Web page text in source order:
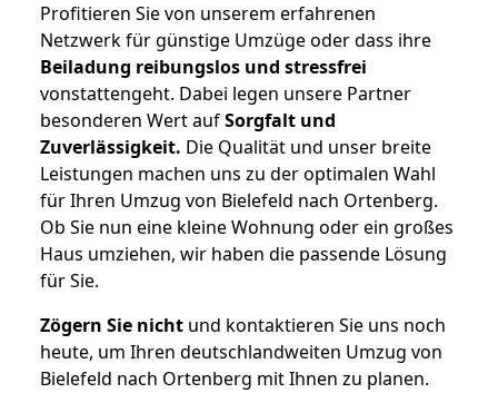
Profitieren Sie von unserem erfahrenen
Netzwerk für günstige Umzüge oder dass ihre
Beiladung reibungslos und stressfrei
vonstattengeht. Dabei legen unsere Partner
besonderen Wert aufSorgfalt und
Zuverlässigkeit. Die Qualität und unser breite
Leistungen machen uns zu der optimalen Wahl
für Ihren Umzug von Bielefeld nach Ortenberg.
Ob Sie nun eine kleine Wohnung oder ein großes
Haus umziehen, wir haben die passende Lösung
für Sie.
Zögern Sie nicht und kontaktieren Sie uns noch
heute, um Ihren deutschlandweiten Umzug von
Bielefeld nach Ortenberg mit Ihnen zu planen.